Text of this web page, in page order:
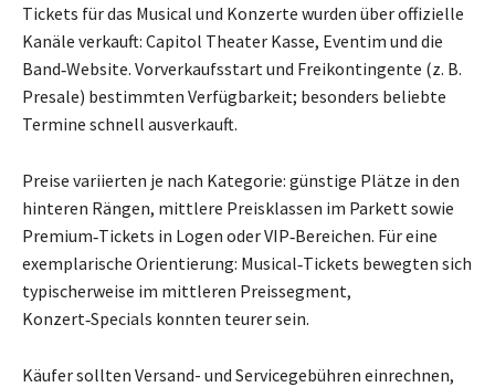
Tickets für das Musical und Konzerte wurden über offizielle
Kanäle verkauft: Capitol Theater Kasse, Eventim und die
Band‑Website. Vorverkaufsstart und Freikontingente (z. B.
Presale) bestimmten Verfügbarkeit; besonders beliebte
Termine schnell ausverkauft.
Preise variierten je nach Kategorie: günstige Plätze in den
hinteren Rängen, mittlere Preisklassen im Parkett sowie
Premium‑Tickets in Logen oder VIP‑Bereichen. Für eine
exemplarische Orientierung: Musical‑Tickets bewegten sich
typischerweise im mittleren Preissegment,
Konzert‑Specials konnten teurer sein.
Käufer sollten Versand- und Servicegebühren einrechnen,